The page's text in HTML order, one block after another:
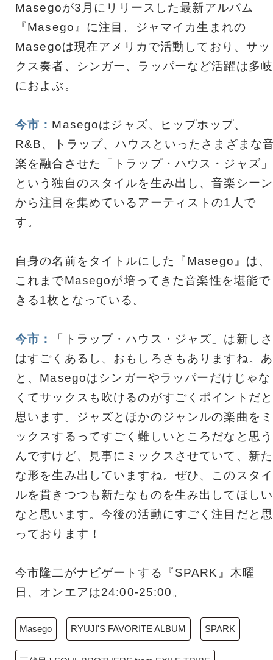
Masegoが3月にリリースした最新アルバム
『Masego』に注目。ジャマイカ生まれの
Masegoは現在アメリカで活動しており、サッ
クス奏者、シンガー、ラッパーなど活躍は多岐
におよぶ。
今市： Masegoはジャズ、ヒップホップ、
R&B、トラップ、ハウスといったさまざまな
楽を融合させた「トラップ・ハウス・ジャズ」
という独自のスタイルを生み出し、音楽シーン
から注目を集めているアーティストの1人で
す。
自身の名前をタイトルにした『Masego』は、
これまでMasegoが培ってきた音楽性を堪能で
きる1枚となっている。
今市：
「トラップ・ハウス・ジャズ」は新しさ
はすごくあるし、おもしろさもありますね。あ
と、Masegoはシンガーやラッパーだけじゃな
くてサックスも吹けるのがすごくポイントだと
思います。ジャズとほかのジャンルの楽曲をミ
ックスするってすごく難しいところだなと思う
んですけど、見事にミックスさせていて、新た
な形を生み出していますね。ぜひ、このスタイ
ルを貫きつつも新たなものを生み出してほしい
なと思います。今後の活動にすごく注目だと思
っております！
今市隆二がナビゲートする『SPARK』木曜
日、オンエアは24:00-25:00。
Masego RYUJI'S FAVORITE ALBUM SPARK